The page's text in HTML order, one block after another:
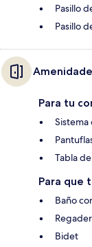
Pasillo
Pasillo
Para tu
Tabla
Para que
Baño
Bidet